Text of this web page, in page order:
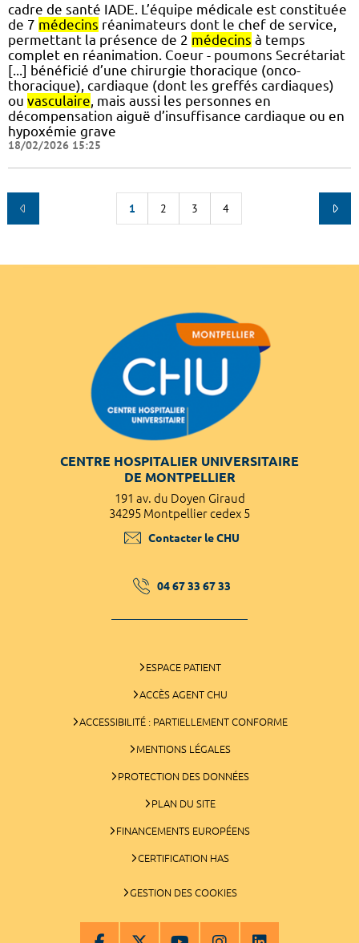
cadre de santé IADE. L’équipe médicale est constituée
de 7 médecins réanimateurs dont le chef de service,
permettant la présence de 2 médecins à temps
complet en réanimation. Coeur - poumons Secrétariat
[...] bénéficié d’une chirurgie thoracique (onco-
thoracique), cardiaque (dont les greffés cardiaques)
ou vasculaire, mais aussi les personnes en
décompensation aiguë d’insuffisance cardiaque ou en
hypoxémie grave
18/02/2026 15:25
1 2 3 4
CENTRE HOSPITALIER UNIVERSITAIRE
DE MONTPELLIER
191 av. du Doyen Giraud
34295 Montpellier cedex 5
Contacter le CHU
04 67 33 67 33
ESPACE PATIENT
ACCÈS AGENT CHU
ACCESSIBILITÉ : PARTIELLEMENT CONFORME
MENTIONS LÉGALES
PROTECTION DES DONNÉES
PLAN DU SITE
FINANCEMENTS EUROPÉENS
CERTIFICATION HAS
GESTION DES COOKIES